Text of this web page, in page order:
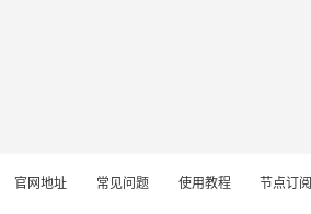
官网地址 常见问题 使用教程 节点订阅